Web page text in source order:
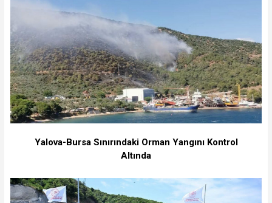
Yalova-Bursa Sınırındaki Orman Yangını Kontrol
Altında